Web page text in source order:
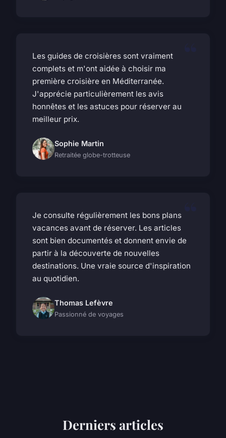
Les guides de croisières sont vraiment
complets et m'ont aidée à choisir ma
première croisière en Méditerranée.
J'apprécie particulièrement les avis
honnêtes et les astuces pour réserver au
meilleur prix.
Sophie Martin
Retraitée globe-trotteuse
Je consulte régulièrement les bons plans
vacances avant de réserver. Les articles
sont bien documentés et donnent envie de
partir à la découverte de nouvelles
destinations. Une vraie source d'inspiration
au quotidien.
Thomas Lefèvre
Passionné de voyages
Derniers articles